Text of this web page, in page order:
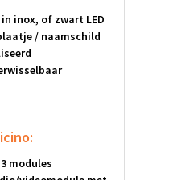
inox, of zwart LED
/ naamschild
modules